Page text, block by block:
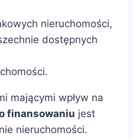
nieruchomości,
dostępnych
mającymi wpływ na
finansowaniu jest
nieruchomości.